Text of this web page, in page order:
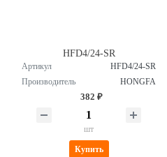
HFD4/24-SR
Артикул
HFD4/24-SR
Производитель
HONGFA
382 ₽
шт
Купить